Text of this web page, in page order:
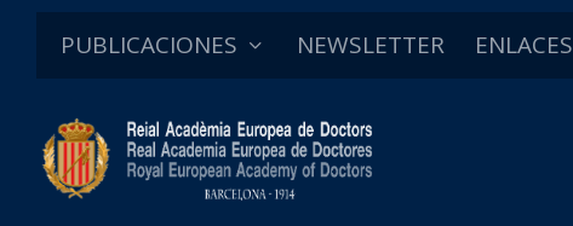
PUBLICACIONES NEWSLETTER ENLACES